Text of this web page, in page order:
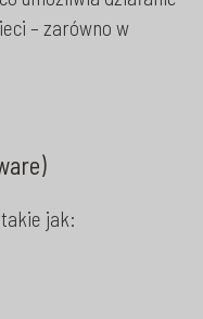
– zarówno w
jak: